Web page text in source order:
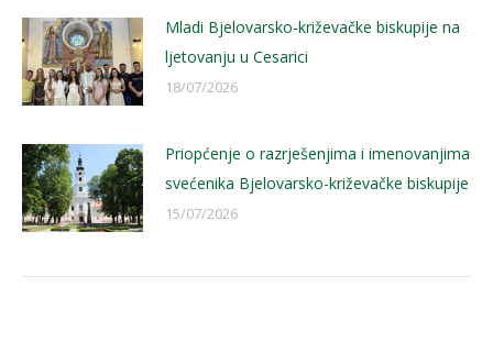
Mladi Bjelovarsko-križevačke biskupije na
ljetovanju u Cesarici
18/07/2026
Priopćenje o razrješenjima i imenovanjima
svećenika Bjelovarsko-križevačke biskupije
15/07/2026